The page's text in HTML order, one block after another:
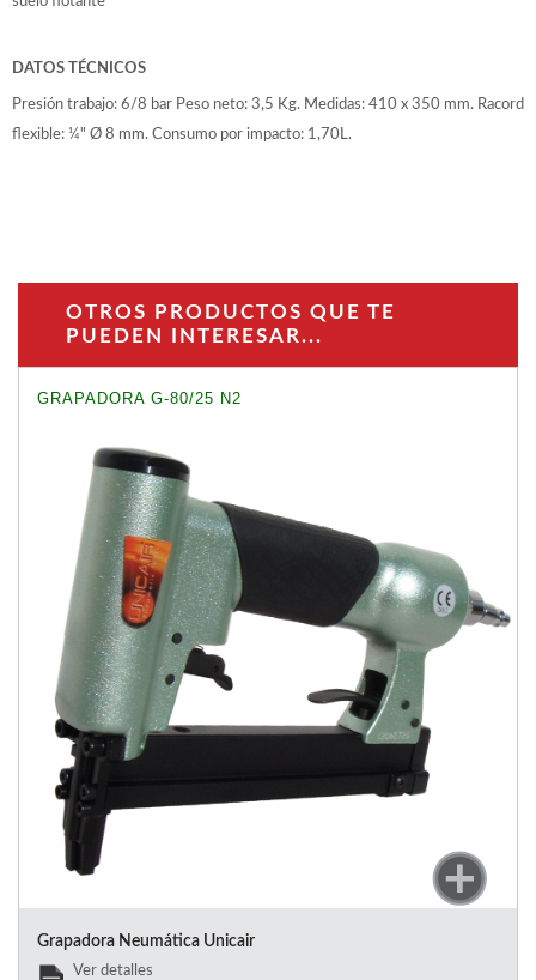
DATOS TÉCNICOS
Presión trabajo: 6/8 bar Peso neto: 3,5 Kg. Medidas: 410 x 350 mm. Racord
flexible: ¼" Ø 8 mm. Consumo por impacto: 1,70L.
OTROS PRODUCTOS QUE TE
PUEDEN INTERESAR...
GRAPADORA G-80/25 N2
Grapadora Neumática Unicair
Ver detalles